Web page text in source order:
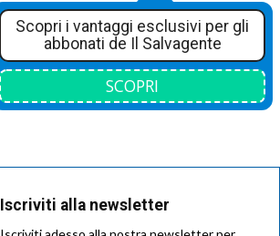
Scopri i vantaggi esclusivi per gli
abbonati de Il Salvagente
SCOPRI
Iscriviti alla newsletter